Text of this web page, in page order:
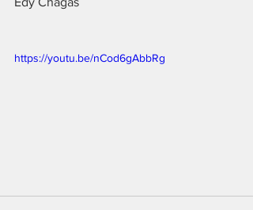
https://youtu.be/nCod6gAbbRg